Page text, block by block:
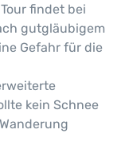
findet bei
gutgläubigem
Gefahr für die
kein Schnee